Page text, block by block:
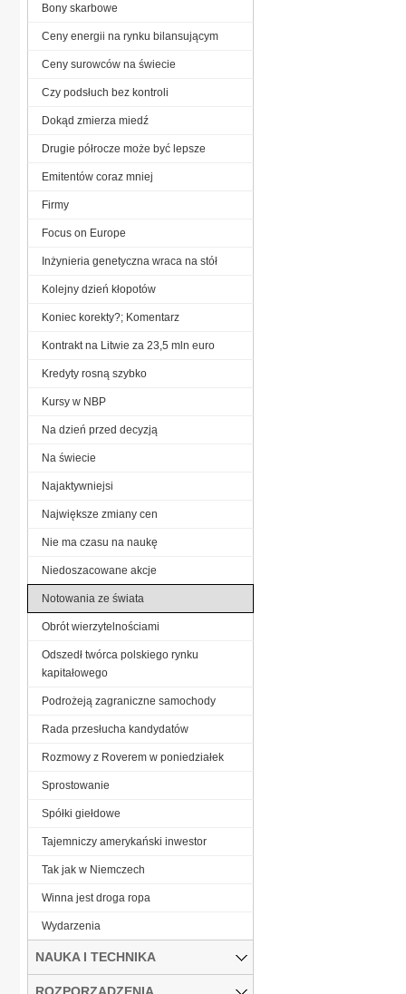
Bony skarbowe
Ceny energii na rynku bilansującym
Ceny surowców na świecie
Czy podsłuch bez kontroli
Dokąd zmierza miedź
Drugie półrocze może być lepsze
Emitentów coraz mniej
Firmy
Focus on Europe
Inżynieria genetyczna wraca na stół
Kolejny dzień kłopotów
Koniec korekty?; Komentarz
Kontrakt na Litwie za 23,5 mln euro
Kredyty rosną szybko
Kursy w NBP
Na dzień przed decyzją
Na świecie
Najaktywniejsi
Największe zmiany cen
Nie ma czasu na naukę
Niedoszacowane akcje
Notowania ze świata
Obrót wierzytelnościami
Odszedł twórca polskiego rynku
kapitałowego
Podrożeją zagraniczne samochody
Rada przesłucha kandydatów
Rozmowy z Roverem w poniedziałek
Sprostowanie
Spółki giełdowe
Tajemniczy amerykański inwestor
Tak jak w Niemczech
Winna jest droga ropa
Wydarzenia
NAUKA I TECHNIKA
ROZPORZĄDZENIA